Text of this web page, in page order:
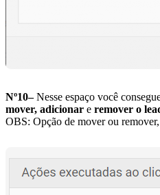
Nº10–Nesse espaço você
mover, adicionar e remover o
OBS: Opção de mover ou